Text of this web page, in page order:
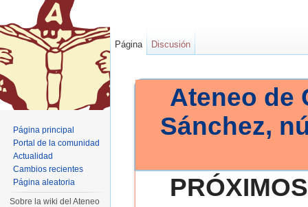
Ateneo de
Sánchez,
Página Discusión
Página principal
Portal de la comunidad
Actualidad
Cambios recientes
Página aleatoria
Sobre la wiki del Ateneo